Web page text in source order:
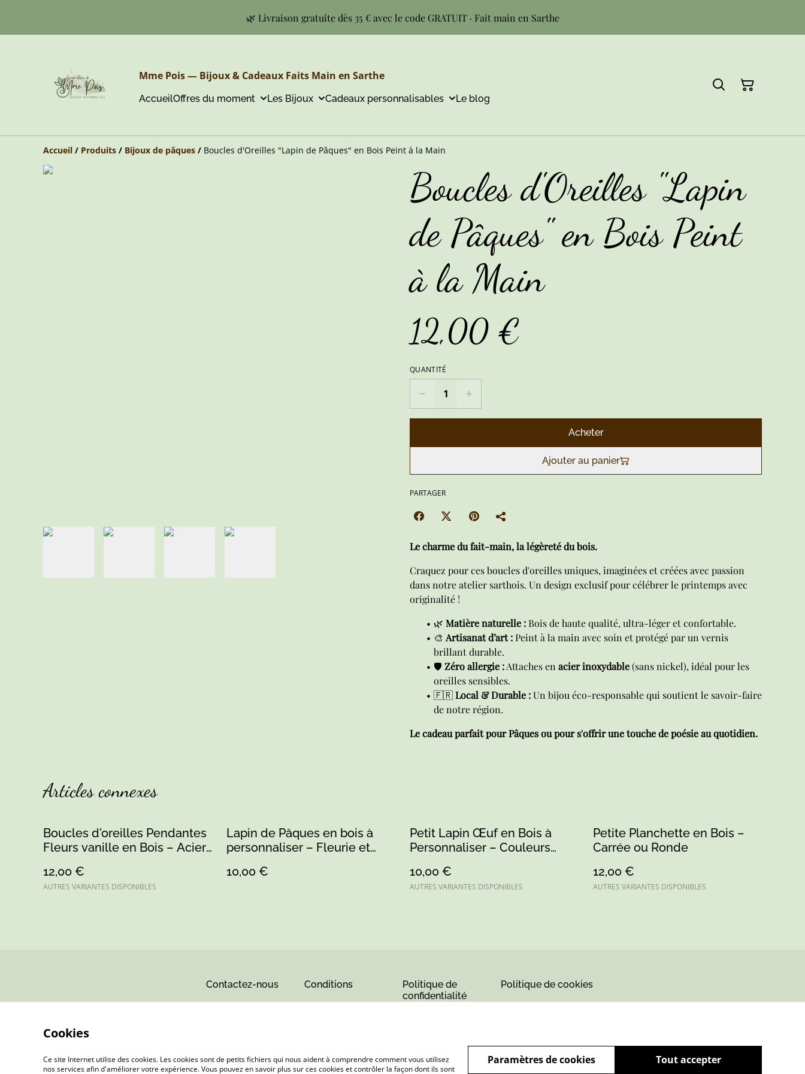
🌿 Livraison gratuite dès 35 € avec le code GRATUIT · Fait main en Sarthe
Mme Pois — Bijoux & Cadeaux Faits Main en Sarthe
AccueilOffres du moment Les Bijoux Cadeaux personnalisables Le blog
Accueil / Produits / Bijoux de pâques / Boucles d'Oreilles "Lapin de Pâques" en Bois Peint à la Main
Boucles d'Oreilles "Lapin
de Pâques" en Bois Peint
à la Main
12,00 €
QUANTITÉ
Acheter
Ajouter au panier
PARTAGER
Le charme du fait-main, la légèreté du bois.
Craquez pour ces boucles d'oreilles uniques, imaginées et créées avec passion
dans notre atelier sarthois. Un design exclusif pour célébrer le printemps avec
originalité !
🌿 Matière naturelle :Bois de haute qualité, ultra-léger et confortable.
🎨 Artisanat d’art :Peint à la main avec soin et protégé par un vernis
brillant durable.
🛡️ Zéro allergie :Attaches en acier inoxydable(sans nickel), idéal pour les
oreilles sensibles.
🇫🇷Local & Durable :Un bijou éco-responsable qui soutient le savoir-faire
de notre région.
Le cadeau parfait pour Pâques ou pour s'offrir une touche de poésie au quotidien.
Articles connexes
Boucles d'oreilles Pendantes
Fleurs vanille en Bois – Acier
12,00 €
AUTRES VARIANTES DISPONIBLES
Lapin de Pâques en bois à
personnaliser – Fleurie et
10,00 €
Petit Lapin Œuf en Bois à
Personnaliser – Couleurs
Artisanale Sarthe
10,00 €
AUTRES VARIANTES DISPONIBLES
Petite Planchette en Bois –
Carrée ou Ronde
12,00 €
AUTRES VARIANTES DISPONIBLES
Contactez-nous Conditions
Politique de
confidentialité
Politique de cookies
Cookies
Ce site Internet utilise des cookies. Les cookies sont de petits fichiers qui nous aident à comprendre comment vous utilisez
nos services afin d'améliorer votre expérience. Vous pouvez en savoir plus sur ces cookies et contrôler la façon dont ils sont
Tout accepter
Paramètres de cookies